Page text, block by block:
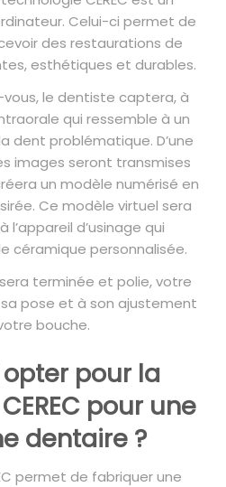
Celui-ci permet de
des restaurations de
esthétiques et durables.
le dentiste captera, à
qui ressemble à un
dent problématique. D’une
images seront transmises
un modèle numérisé en
Ce modèle virtuel sera
l’appareil d’usinage qui
céramique personnalisée.
terminée et polie, votre
pose et à son ajustement
bouche.
pour la
pour une
dentaire ?
permet de fabriquer une